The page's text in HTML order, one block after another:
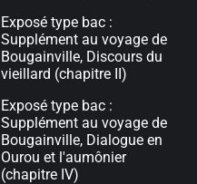
Exposé type bac :
Supplément au voyage de
Bougainville, Discours du
vieillard (chapitre II)
Exposé type bac :
Supplément au voyage de
Bougainville, Dialogue en
Ourou et l'aumônier
(chapitre IV)